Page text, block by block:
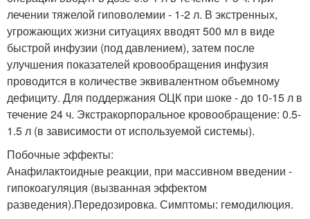
лечении тяжелой гиповолемии - 1-2 л. В экстренных,
угрожающих жизни ситуациях вводят 500 мл в виде
быстрой инфузии (под давлением), затем после
улучшения показателей кровообращения инфузия
проводится в количестве эквивалентном объемному
дефициту. Для поддержания ОЦК при шоке - до 10-15 л в
течение 24 ч. Экстракорпоральное кровообращение: 0.5-
1.5 л (в зависимости от используемой системы).
Побочные эффекты:
Анафилактоидные реакции, при массивном введении -
гипокоагуляция (вызванная эффектом
разведения).Передозировка. Симптомы: гемодилюция.